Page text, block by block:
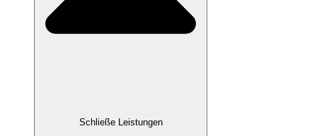
Schließe Leistungen